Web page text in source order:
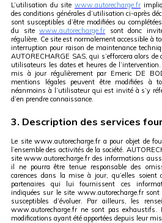
L’utilisation du site www.autorecharge.fr
des conditions générales d’utilisation ci-après
sont susceptibles d’être modifiées ou
du sitewww.autorecharge.fr sont donc
régulière. Ce site est normalement accessible à
interruption pour raison de maintenance
AUTORECHARGE SAS, qui s’efforcera alors
utilisateurs les dates et heures de
mis à jour régulièrement par Emeric DE
mentions légales peuvent être modifiées à
néanmoins à l’utilisateur qui est invité à s’y
d’en prendre connaissance.
3. Description des services
Le site www.autorecharge.fr a pour objet de
l’ensemble des activités de la société.
site www.autorecharge.fr des informations
il ne pourra être tenue responsable des
carences dans la mise à jour, qu’elles
partenaires qui lui fournissent ces
indiquées sur le site www.autorecharge.fr
susceptibles d’évoluer. Par ailleurs, les
www.autorecharge.fr ne sont pas exhaustifs.
modifications ayant été apportées depuis leur